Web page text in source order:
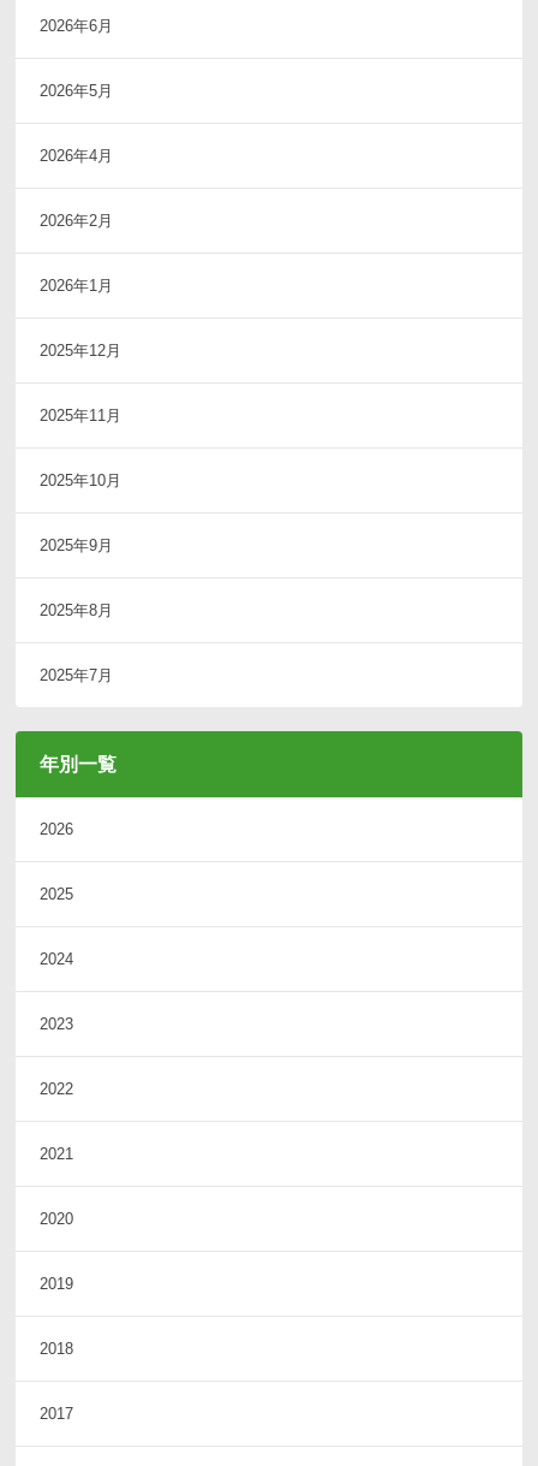
2026年6月
2026年5月
2026年4月
2026年2月
2026年1月
2025年12月
2025年11月
2025年10月
2025年9月
2025年8月
2025年7月
年別一覧
2026
2025
2024
2023
2022
2021
2020
2019
2018
2017